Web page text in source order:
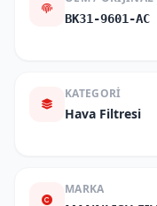
BK31-9601-AC
KATEGORI
Hava Filtresi
MARKA